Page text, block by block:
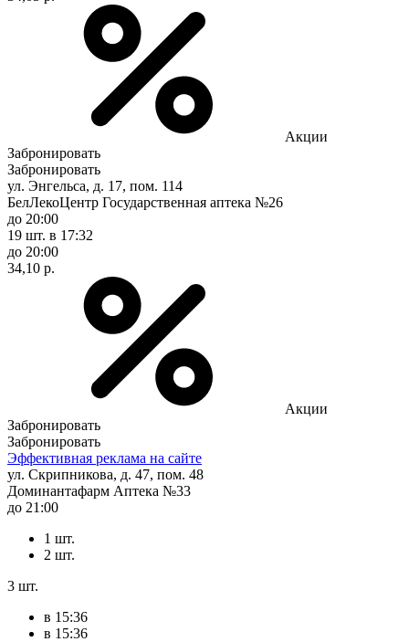
Акции
Забронировать
Забронировать
ул. Энгельса, д. 17, пом. 114
БелЛекоЦентр Государственная аптека №26
до 20:00
19 шт. в 17:32
до 20:00
34,10 р.
Акции
Забронировать
Забронировать
Эффективная реклама на сайте
ул. Скрипникова, д. 47, пом. 48
Доминантафарм Аптека №33
до 21:00
1 шт.
2 шт.
3 шт.
в 15:36
в 15:36